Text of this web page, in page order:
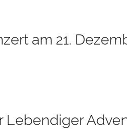
am 21.
Lebendiger